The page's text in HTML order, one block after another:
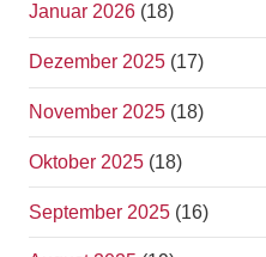
Januar 2026 (18)
Dezember 2025 (17)
November 2025 (18)
Oktober 2025 (18)
September 2025 (16)